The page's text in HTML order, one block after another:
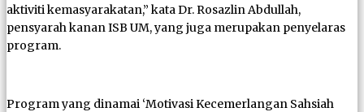
aktiviti kemasyarakatan,” kata Dr. Rosazlin Abdullah,
pensyarah kanan ISB UM, yang juga merupakan penyelaras
program.
Program yang dinamai ‘Motivasi Kecemerlangan Sahsiah